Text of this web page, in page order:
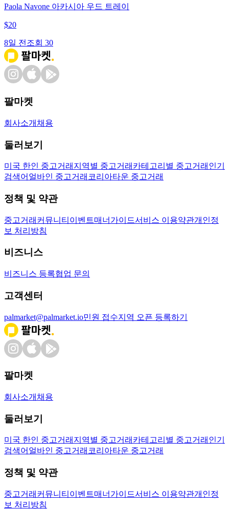
Paola Navone 아카시아 우드 트레이
$20
8일 전 조회 30
팔마켓
회사소개 채용
둘러보기
미국 한인 중고거래 지역별 중고거래 카테고리별 중고거래 인기
검색어 얼바인 중고거래 코리아타운 중고거래
정책 및 약관
중고거래 커뮤니티 이벤트매너가이드서비스 이용약관개인정
보 처리방침
비즈니스
비즈니스 등록협업 문의
고객센터
palmarket@palmarket.io민원 접수지역 오픈 등록하기
팔마켓
회사소개 채용
둘러보기
미국 한인 중고거래 지역별 중고거래 카테고리별 중고거래 인기
검색어 얼바인 중고거래 코리아타운 중고거래
정책 및 약관
중고거래 커뮤니티 이벤트매너가이드서비스 이용약관개인정
보 처리방침